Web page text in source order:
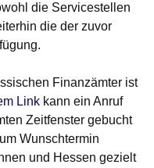
die Servicestellen
die der zuvor
Finanzämter ist
Link
in einem neuen Fenster
kann ein Anruf
Zeitfenster gebucht
Wunschtermin
und Hessen gezielt